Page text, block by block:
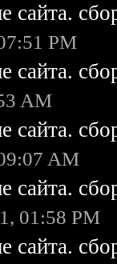
сайта.
PM
сайта.
AM
сайта.
AM
сайта.
01:58 PM
сайта.